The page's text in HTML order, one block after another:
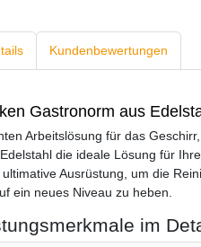
Kundenbewertungen
Gastronorm aus
Arbeitslösung für das
die ideale Lösung für
Ausrüstung, um die
ein neues Niveau zu heben.
im